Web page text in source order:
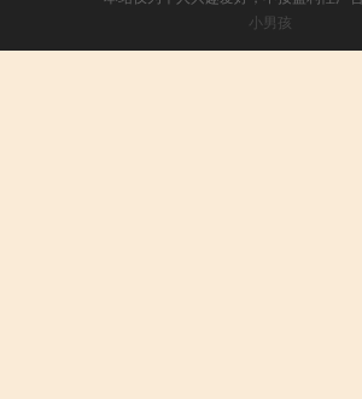
小男孩